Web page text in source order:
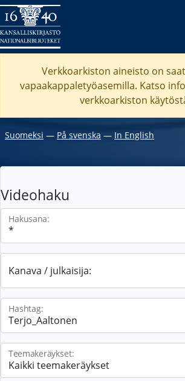
Verkkoarkiston aineisto on
vapaakappaletyöasemilla. Katso
verkkoarkiston
Suomeksi ― På svenska ― In English
Videohaku
Hakusana:
Kanava / julkaisija:
Hashtag:
Teemakeräykset: